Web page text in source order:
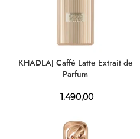
KHADLAJ Caffé Latte Extrait de
Parfum
1.490,00